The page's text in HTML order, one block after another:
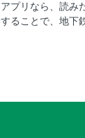
アプリなら、読み
することで、地下